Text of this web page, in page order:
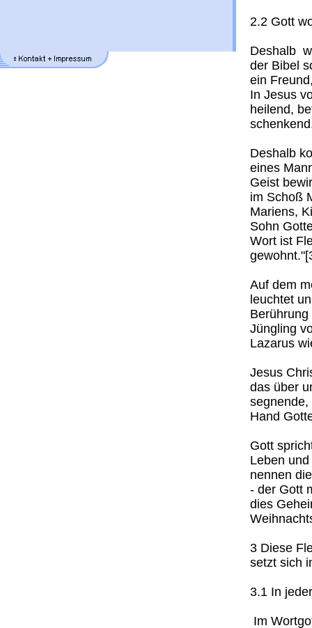
2.2 Gott
Deshalb
der Bibel
ein
In Jesus
heilend,
Deshalb
eines
Geist
im Schoß
Mariens,
Sohn
Wort ist
Auf dem
leuchtet
Jüngling
Lazarus
Jesus
das über
Hand
Gott
Leben
nennen
- der Gott
dies
3 Diese
setzt sich
3.1 In
Im